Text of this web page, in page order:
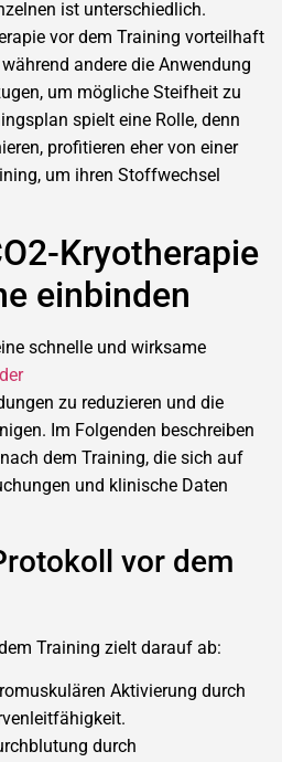
ist unterschiedlich.
vor dem Training vorteilhaft
andere die Anwendung
um mögliche Steifheit zu
spielt eine Rolle, denn
profitieren eher von einer
um ihren Stoffwechsel
Kryotherapie
einbinden
schnelle und wirksame
zu reduzieren und die
Im Folgenden beschreiben
dem Training, die sich auf
und klinische Daten
vor dem
Training zielt darauf ab:
Aktivierung durch
durch